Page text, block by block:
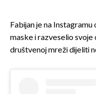
Fabijan je na
maske i razveselio
društvenoj mreži dijeliti